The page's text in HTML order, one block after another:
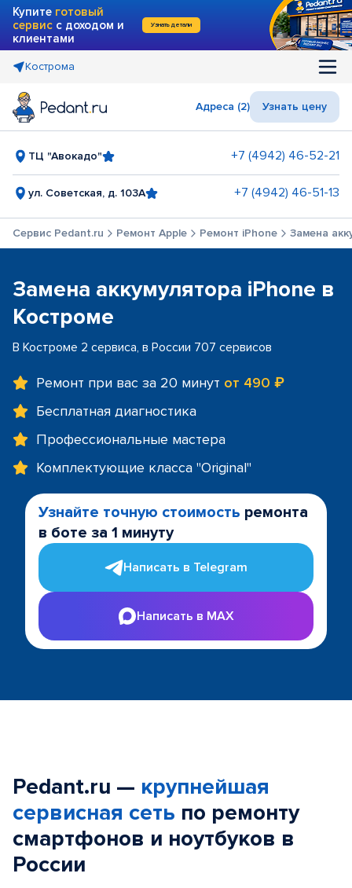
Купите готовый
сервис с доходом и
клиентами
Узнать детали
Кострома
Адреса (2) Узнать цену
ТЦ "Авокадо" +7 (4942) 46-52-21
ул. Советская, д. 103А +7 (4942) 46-51-13
Сервис Pedant.ru Ремонт Apple Ремонт iPhone Замена
Замена аккумулятора iPhone в
Костроме
В Костроме 2 сервиса, в России 707 сервисов
Ремонт при вас за 20 минут от 490 ₽
Бесплатная диагностика
Профессиональные мастера
Комплектующие класса "Original"
Узнайте точную стоимость ремонта
в боте за 1 минуту
Написать в Telegram
Написать в MAX
Pedant.ru — крупнейшая
сервисная сеть по ремонту
смартфонов и ноутбуков в
России